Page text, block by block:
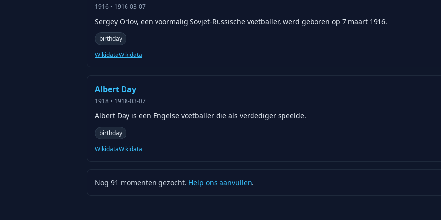
1916 • 1916-03-07
Sergey Orlov, een voormalig Sovjet-Russische voetballer, werd geboren op 7 maart 1916.
birthday
WikidataWikidata
Albert Day
1918 • 1918-03-07
Albert Day is een Engelse voetballer die als verdediger speelde.
birthday
WikidataWikidata
Nog 91 momenten gezocht. Help ons aanvullen.